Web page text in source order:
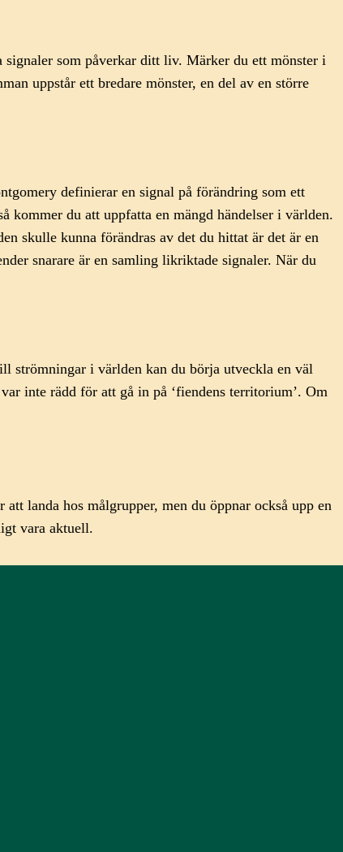
signaler som påverkar ditt liv. Märker du ett mönster i
uppstår ett bredare mönster, en del av en större
definierar en signal på förändring som ett
kommer du att uppfatta en mängd händelser i världen.
skulle kunna förändras av det du hittat är det är en
snarare är en samling likriktade signaler. När du
strömningar i världen kan du börja utveckla en väl
inte rädd för att gå in på ‘fiendens territorium’. Om
landa hos målgrupper, men du öppnar också upp en
vara aktuell.